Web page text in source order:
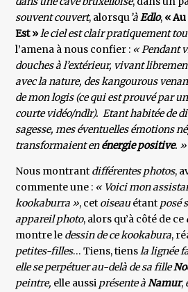
souvent couvert, alorsqu’àEdlo, «
Est »le ciel est clair pratiquement
l’amena à nous confier : « Pendant
douches à l’extérieur, vivant
avec la nature, des kangourous
de mon logis (ce qui est prouvé par
courte vidéo/ndlr). Etant habitée de
sagesse, mes éventuelles émotions
transformaient enénergie positive. »
Nous montrant différentes photos,
commente une : « Voici mon
kookaburra », cet oiseauétant posé
appareil photo, alors qu’à côté de ce
montre le dessin de ce kookabura,
petites-filles… Tiens, tiensla lignée
elle se perpétuer au-delà de sa fille
peintre, elle aussi présente àNamur,